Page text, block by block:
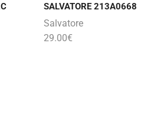
SALVATORE 213A0668
Salvatore
29.00€